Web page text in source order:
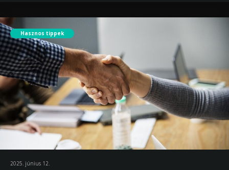
Hasznos tippek
2025. június 12.